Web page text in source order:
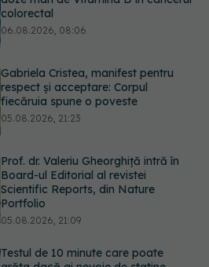
Gabriela Cristea, manifest pentru
respect și acceptare: Corpul
fiecăruia spune o poveste
Prof. dr. Valeriu Gheorghiță intră în
Board-ul Editorial al revistei
Scientific Reports, din Nature
05.08.2026, 21:09
Testul de 10 minute care poate
arăta dacă ai nevoie de statine,
chiar dacă ai colesterolul normal